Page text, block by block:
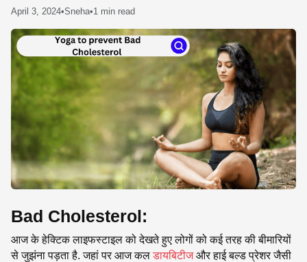
April 3, 2024•Sneha•1 min read
Bad Cholesterol:
आज के हेक्टिक लाइफस्टाइल को देखते हुए लोगों को कई तरह की बीमारियों
से जुझंना पड़ता है. जहां पर आज कलडायबिटीजऔर हाई बल्ड प्रेशर जैसी